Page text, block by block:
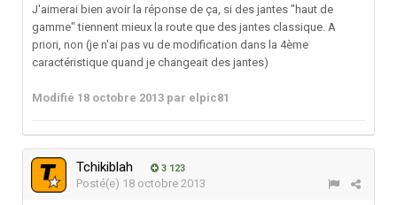
J'aimerai bien avoir la réponse de ça, si des jantes "haut de
gamme" tiennent mieux la route que des jantes classique. A
priori, non (je n'ai pas vu de modification dans la 4ème
caractéristique quand je changeait des jantes)
Modifié 18 octobre 2013 par elpic81
Tchikiblah 3 123
Posté(e) 18 octobre 2013